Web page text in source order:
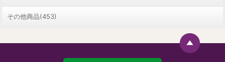
その他商品(453)